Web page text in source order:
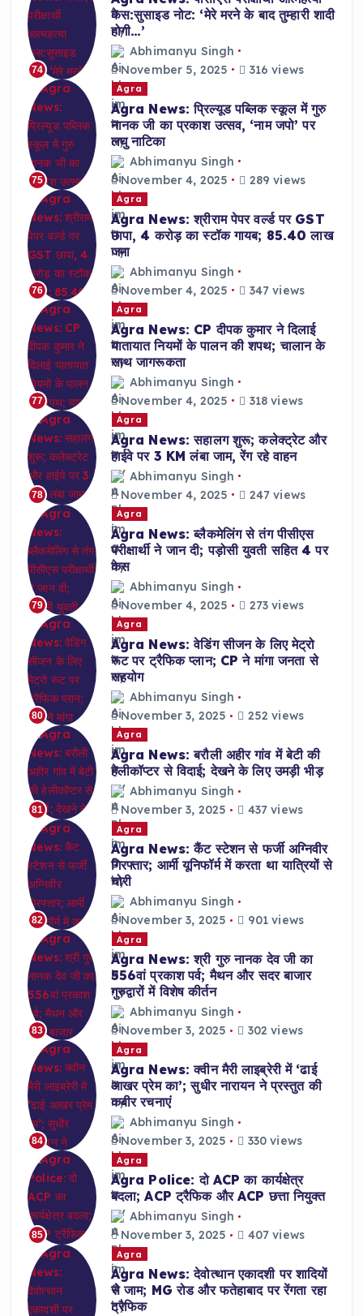
74
केस:सुसाइड नोट: ‘मेरे मरने के बाद तुम्हारी शादी
होगी…’
Abhimanyu Singh
November 5, 2025
316 views
75
Agra
Agra News: प्रिल्यूड पब्लिक स्कूल में गुरु
नानक जी का प्रकाश उत्सव, ‘नाम जपो’ पर
लघु नाटिका
Abhimanyu Singh
November 4, 2025
289 views
76
Agra
Agra News: श्रीराम पेपर वर्ल्ड पर GST
छापा, 4 करोड़ का स्टॉक गायब; 85.40 लाख
जमा
Abhimanyu Singh
November 4, 2025
347 views
77
Agra
Agra News: CP दीपक कुमार ने दिलाई
यातायात नियमों के पालन की शपथ; चालान के
साथ जागरूकता
Abhimanyu Singh
November 4, 2025
318 views
78
Agra
Agra News: सहालग शुरू; कलेक्ट्रेट और
हाईवे पर 3 KM लंबा जाम, रेंग रहे वाहन
Abhimanyu Singh
November 4, 2025
247 views
79
Agra
Agra News: ब्लैकमेलिंग से तंग पीसीएस
परीक्षार्थी ने जान दी; पड़ोसी युवती सहित 4 पर
केस
Abhimanyu Singh
November 4, 2025
273 views
80
Agra
Agra News: वेडिंग सीजन के लिए मेट्रो
रूट पर ट्रैफिक प्लान; CP ने मांगा जनता से
सहयोग
Abhimanyu Singh
November 3, 2025
252 views
81
Agra
Agra News: बरौली अहीर गांव में बेटी की
हेलीकॉप्टर से विदाई; देखने के लिए उमड़ी भीड़
Abhimanyu Singh
November 3, 2025
437 views
82
Agra
Agra News: कैंट स्टेशन से फर्जी अग्निवीर
गिरफ्तार; आर्मी यूनिफॉर्म में करता था यात्रियों से
चोरी
Abhimanyu Singh
November 3, 2025
901 views
83
Agra
Agra News: श्री गुरु नानक देव जी का
556वां प्रकाश पर्व; मैथन और सदर बाजार
गुरुद्वारों में विशेष कीर्तन
Abhimanyu Singh
November 3, 2025
302 views
84
Agra
Agra News: क्वीन मैरी लाइब्रेरी में ‘ढाई
आखर प्रेम का’; सुधीर नारायन ने प्रस्तुत की
कबीर रचनाएं
Abhimanyu Singh
November 3, 2025
330 views
85
Agra
Agra Police: दो ACP का कार्यक्षेत्र
बदला; ACP ट्रैफिक और ACP छत्ता नियुक्त
Abhimanyu Singh
November 3, 2025
407 views
Agra
Agra News: देवोत्थान एकादशी पर शादियों
से जाम; MG रोड और फतेहाबाद पर रेंगता रहा
ट्रैफिक